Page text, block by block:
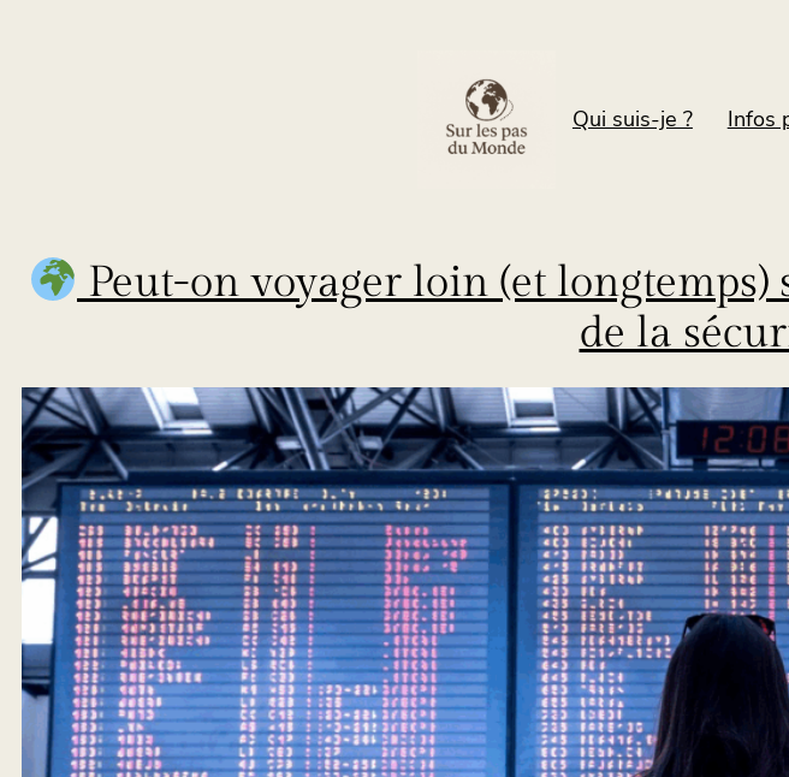
Qui suis-je ? Infos
Peut-on voyager loin (et
de la